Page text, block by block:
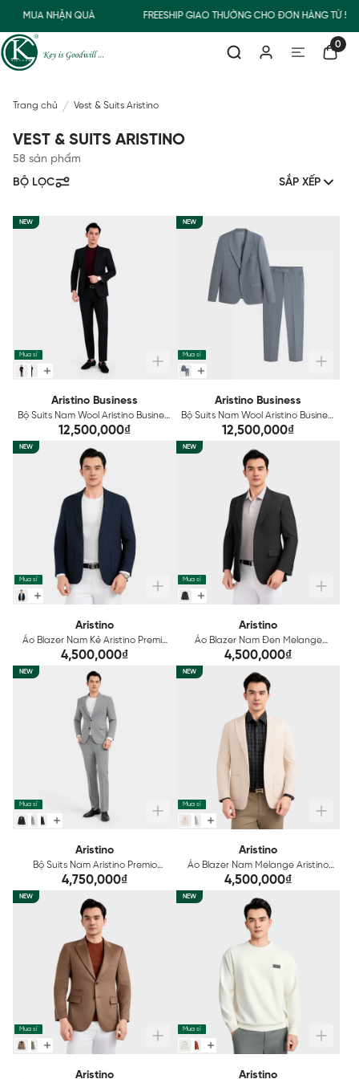
MUA NHẬN QUÀ FREESHIP GIAO THƯỜNG CHO ĐƠN HÀNG TỪ
0
Trang chủ Vest & Suits Aristino
VEST & SUITS ARISTINO
58 sản phẩm
BỘ LỌC
SẮP XẾP
NEW
Mua sỉ
Aristino Business
Bộ Suits Nam Wool Aristino Business
Premio 1SUR01S
12,500,000₫
NEW
Mua sỉ
Aristino Business
Bộ Suits Nam Wool Aristino Business
Premio 1SU200S0H0
12,500,000₫
NEW
Mua sỉ
Aristino
Áo Blazer Nam Kẻ Aristino Premio
ABZ005S0H4
4,500,000₫
NEW
Mua sỉ
Aristino
Áo Blazer Nam Đen Melange
Aristino Premio ABZ0120S0
4,500,000₫
NEW
Mua sỉ
Aristino
Bộ Suits Nam Aristino Premio
ASUR01A
4,750,000₫
NEW
Mua sỉ
Aristino
Áo Blazer Nam Melange Aristino
Premio ABZ0090S0
4,500,000₫
NEW
Mua sỉ
Aristino
NEW
Mua sỉ
Aristino